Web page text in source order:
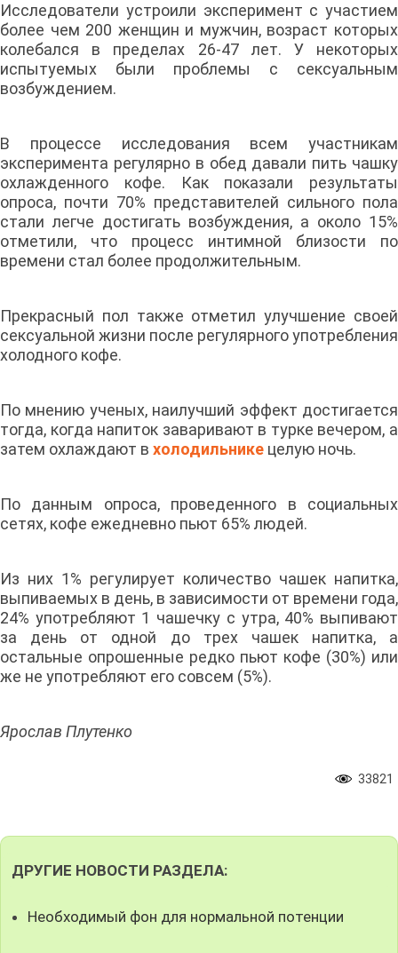
Исследователи устроили эксперимент с участием
более чем 200 женщин и мужчин, возраст которых
колебался в пределах 26-47 лет. У некоторых
испытуемых были проблемы с сексуальным
возбуждением.
В процессе исследования всем участникам
эксперимента регулярно в обед давали пить чашку
охлажденного кофе. Как показали результаты
опроса, почти 70% представителей сильного пола
стали легче достигать возбуждения, а около 15%
отметили, что процесс интимной близости по
времени стал более продолжительным.
Прекрасный пол также отметил улучшение своей
сексуальной жизни после регулярного употребления
холодного кофе.
По мнению ученых, наилучший эффект достигается
тогда, когда напиток заваривают в турке вечером, а
затем охлаждают в холодильнике целую ночь.
По данным опроса, проведенного в социальных
сетях, кофе ежедневно пьют 65% людей.
Из них 1% регулирует количество чашек напитка,
выпиваемых в день, в зависимости от времени года,
24% употребляют 1 чашечку с утра, 40% выпивают
за день от одной до трех чашек напитка, а
остальные опрошенные редко пьют кофе (30%) или
же не употребляют его совсем (5%).
Ярослав Плутенко
33821
ДРУГИЕ НОВОСТИ РАЗДЕЛА:
Необходимый фон для нормальной потенции